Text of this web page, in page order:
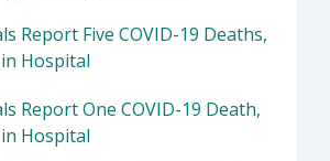
Report Five COVID-19 Deaths,
Hospital
Report One COVID-19 Death,
Hospital